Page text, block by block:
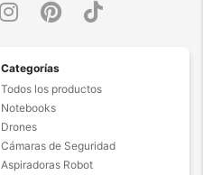
Categorías
Todos los productos
Notebooks
Drones
Cámaras de Seguridad
Aspiradoras Robot